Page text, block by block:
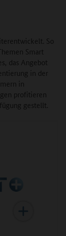
So
Smart
das Angebot
in der
in
profitieren
gestellt.